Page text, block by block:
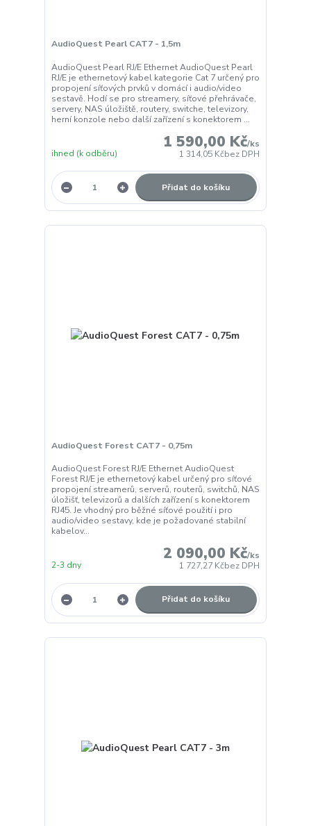
AudioQuest Pearl CAT7 - 1,5m
AudioQuest Pearl RJ/E Ethernet AudioQuest Pearl
RJ/E je ethernetový kabel kategorie Cat 7 určený pro
propojení síťových prvků v domácí i audio/video
sestavě. Hodí se pro streamery, síťové přehrávače,
servery, NAS úložiště, routery, switche, televizory,
herní konzole nebo další zařízení s konektorem ...
1 590,00 Kč/ks
1 314,05 Kčbez DPH
ihned (k odběru)
Přidat do košíku
AudioQuest Forest CAT7 - 0,75m
AudioQuest Forest RJ/E Ethernet AudioQuest
Forest RJ/E je ethernetový kabel určený pro síťové
propojení streamerů, serverů, routerů, switchů, NAS
úložišť, televizorů a dalších zařízení s konektorem
RJ45. Je vhodný pro běžné síťové použití i pro
audio/video sestavy, kde je požadované stabilní
kabelov...
2 090,00 Kč/ks
1 727,27 Kčbez DPH
2-3 dny
Přidat do košíku